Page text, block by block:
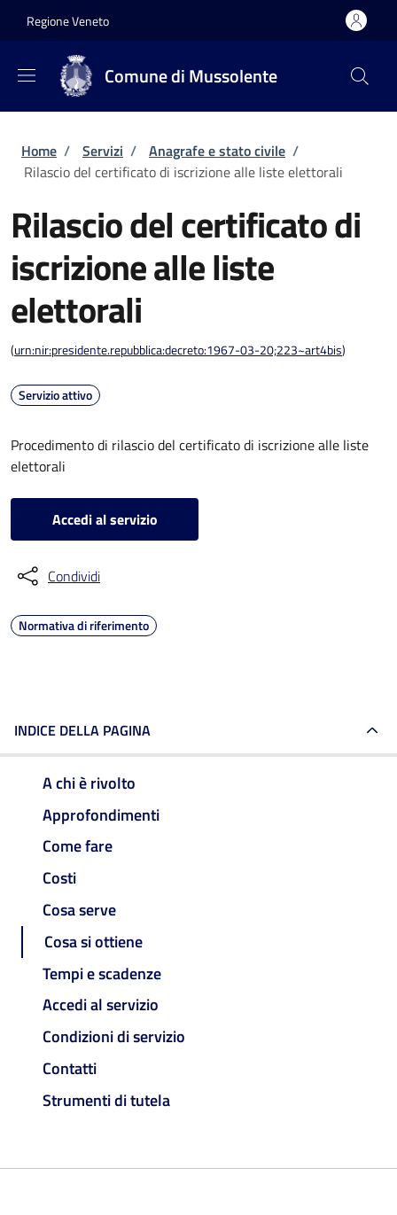
Regione Veneto
Comune di Mussolente
Briciole di pane
Home / Servizi / Anagrafe e stato civile /
Rilascio del certificato di iscrizione alle liste elettorali
Rilascio del certificato di
iscrizione alle liste
elettorali
(urn:nir:presidente.repubblica:decreto:1967-03-20;223~art4bis)
Servizio attivo
Procedimento di rilascio del certificato di iscrizione alle liste
elettorali
Accedi al servizio
Condividi
Normativa di riferimento
INDICE DELLA PAGINA
A chi è rivolto
Approfondimenti
Come fare
Costi
Cosa serve
Cosa si ottiene
Tempi e scadenze
Accedi al servizio
Condizioni di servizio
Contatti
Strumenti di tutela